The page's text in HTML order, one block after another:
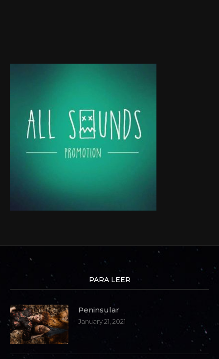
PARA LEER
Peninsular
January 21, 2021